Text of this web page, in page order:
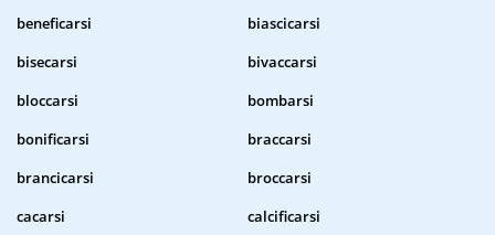
beneficarsi
biascicarsi
bisecarsi
bivaccarsi
bloccarsi
bombarsi
bonificarsi
braccarsi
brancicarsi
broccarsi
cacarsi
calcificarsi